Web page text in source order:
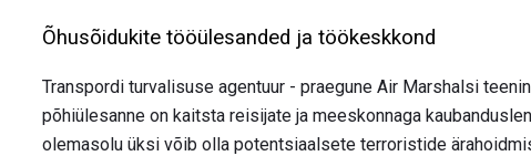
Õhusõidukite tööülesanded ja töökeskkond
Transpordi turvalisuse agentuur - praegune Air Marshalsi
põhiülesanne on kaitsta reisijate ja meeskonnaga
olemasolu üksi võib olla potentsiaalsete terroristide